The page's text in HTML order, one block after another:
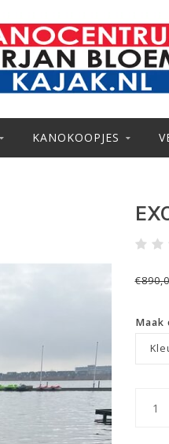
KANOKOOPJES
Maak